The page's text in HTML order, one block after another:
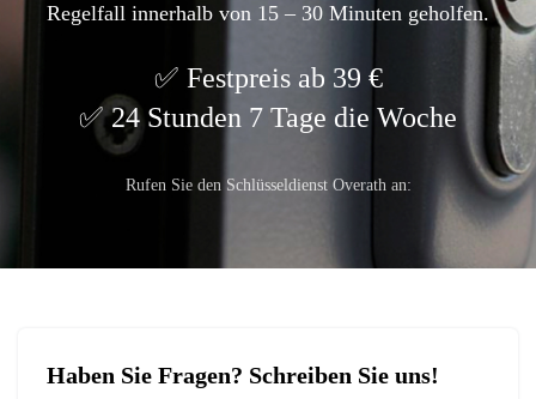
Regelfall innerhalb von 15 – 30 Minuten geholfen.
Festpreis ab 39 €
24 Stunden 7 Tage die Woche
Rufen Sie den Schlüsseldienst Overath an:
Haben Sie Fragen? Schreiben Sie uns!